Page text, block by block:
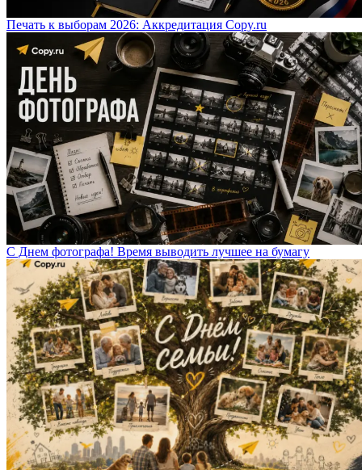
Печать к выборам 2026: Аккредитация Copy.ru
С Днем фотографа! Время выводить лучшее на бумагу